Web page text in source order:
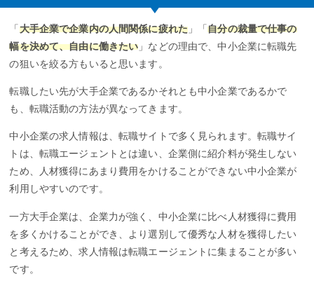
「大手企業で企業内の人間関係に疲れた 」「自分の裁量で仕事の
幅を決めて、自由に働きたい 」などの理由で、中小企業に転職先
の狙いを絞る方もいると思います。
転職したい先が大手企業であるかそれとも中小企業であるかで
も、転職活動の方法が異なってきます。
中小企業の求人情報は、転職サイトで多く見られます。転職サイ
トは、転職エージェントとは違い、企業側に紹介料が発生しない
ため、人材獲得にあまり費用をかけることができない中小企業が
利用しやすいのです。
一方大手企業は、企業力が強く、中小企業に比べ人材獲得に費用
を多くかけることができ、より選別して優秀な人材を獲得したい
と考えるため、求人情報は転職エージェントに集まることが多い
です。